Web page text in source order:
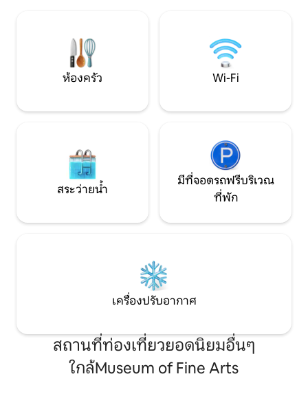
ห้องครัว Wi-Fi
สระว่ายน้ำ
มีที่จอดรถฟรีบริเวณ
ที่พัก
เครื่องปรับอากาศ
สถานที่ท่องเที่ยวยอดนิยมอื่นๆ
ใกล้Museum of Fine Arts